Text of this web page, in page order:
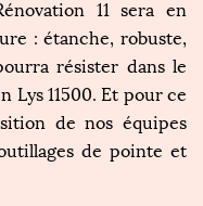
11 sera en
: étanche, robuste,
résister dans le
Lys 11500. Et pour ce
de nos équipes
de pointe et